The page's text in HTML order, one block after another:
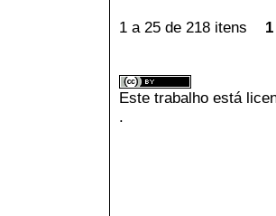
1 a 25 de 218 itens 1
Este trabalho está
.